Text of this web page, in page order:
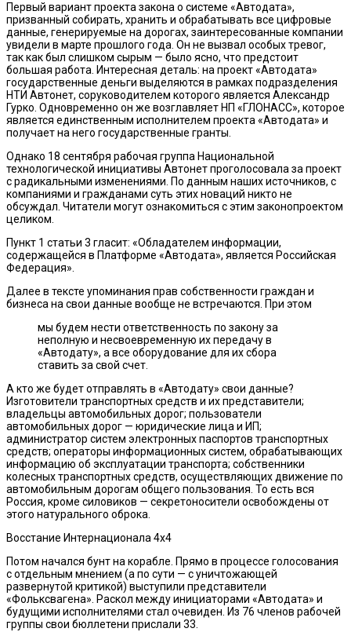
Первый вариант проекта закона о системе «Автодата»,
призванный собирать, хранить и обрабатывать все цифровые
данные, генерируемые на дорогах, заинтересованные компании
увидели в марте прошлого года. Он не вызвал особых тревог,
так как был слишком сырым — было ясно, что предстоит
большая работа. Интересная деталь: на проект «Автодата»
государственные деньги выделяются в рамках подразделения
НТИ Автонет, соруководителем которого является Александр
Гурко. Одновременно он же возглавляет НП «ГЛОНАСС», которое
является единственным исполнителем проекта «Автодата» и
получает на него государственные гранты.
Однако 18 сентября рабочая группа Национальной
технологической инициативы Автонет проголосовала за проект
с радикальными изменениями. По данным наших источников, с
компаниями и гражданами суть этих новаций никто не
обсуждал. Читатели могут ознакомиться с этим законопроектом
целиком.
Пункт 1 статьи 3 гласит: «Обладателем информации,
содержащейся в Платформе «Автодата», является Российская
Федерация».
Далее в тексте упоминания прав собственности граждан и
бизнеса на свои данные вообще не встречаются. При этом
мы будем нести ответственность по закону за
неполную и несвоевременную их передачу в
«Автодату», а все оборудование для их сбора
ставить за свой счет.
А кто же будет отправлять в «Автодату» свои данные?
Изготовители транспортных средств и их представители;
владельцы автомобильных дорог; пользователи
автомобильных дорог — юридические лица и ИП;
администратор систем электронных паспортов транспортных
средств; операторы информационных систем, обрабатывающих
информацию об эксплуатации транспорта; собственники
колесных транспортных средств, осуществляющих движение по
автомобильным дорогам общего пользования. То есть вся
Россия, кроме силовиков — секретоносители освобождены от
этого натурального оброка.
Восстание Интернационала 4х4
Потом начался бунт на корабле. Прямо в процессе голосования
с отдельным мнением (а по сути — с уничтожающей
развернутой критикой) выступили представители
«Фольксвагена». Раскол между инициаторами «Автодата» и
будущими исполнителями стал очевиден. Из 76 членов рабочей
группы свои бюллетени прислали 33.